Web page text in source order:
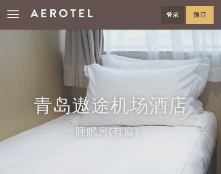
登录 预订
青岛遨途机场酒店
睡眠房(有窗）